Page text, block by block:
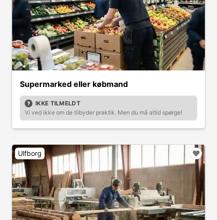
Supermarked eller købmand
IKKE TILMELDT
Vi ved ikke om de tilbyder praktik. Men du må altid spørge!
Ulfborg